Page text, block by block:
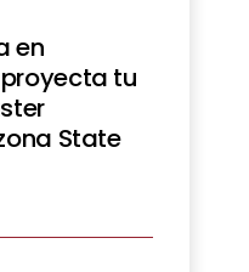
en
tu
State